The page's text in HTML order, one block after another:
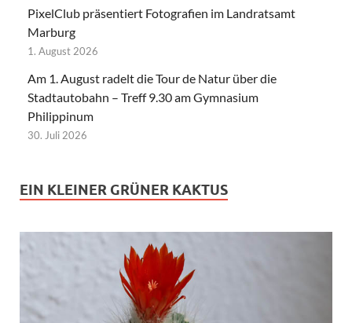
PixelClub präsentiert Fotografien im Landratsamt
Marburg
1. August 2026
Am 1. August radelt die Tour de Natur über die
Stadtautobahn – Treff 9.30 am Gymnasium
Philippinum
30. Juli 2026
EIN KLEINER GRÜNER KAKTUS